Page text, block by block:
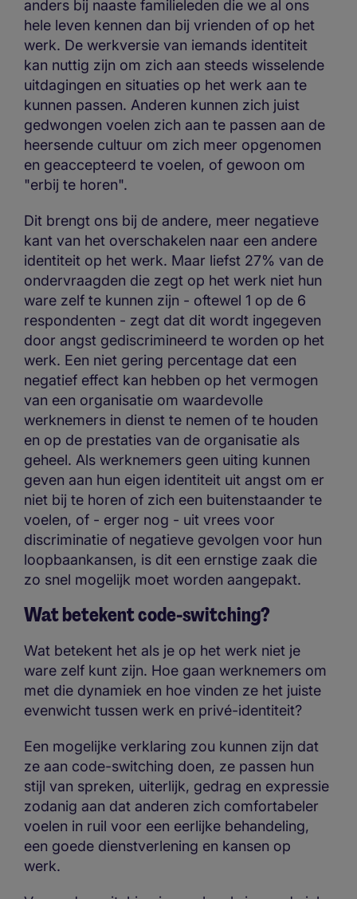
anders bij naaste familieleden die we al ons
hele leven kennen dan bij vrienden of op het
werk. De werkversie van iemands identiteit
kan nuttig zijn om zich aan steeds wisselende
uitdagingen en situaties op het werk aan te
kunnen passen. Anderen kunnen zich juist
gedwongen voelen zich aan te passen aan de
heersende cultuur om zich meer opgenomen
en geaccepteerd te voelen, of gewoon om
"erbij te horen".
Dit brengt ons bij de andere, meer negatieve
kant van het overschakelen naar een andere
identiteit op het werk. Maar liefst 27% van de
ondervraagden die zegt op het werk niet hun
ware zelf te kunnen zijn - oftewel 1 op de 6
respondenten - zegt dat dit wordt ingegeven
door angst gediscrimineerd te worden op het
werk. Een niet gering percentage dat een
negatief effect kan hebben op het vermogen
van een organisatie om waardevolle
werknemers in dienst te nemen of te houden
en op de prestaties van de organisatie als
geheel. Als werknemers geen uiting kunnen
geven aan hun eigen identiteit uit angst om er
niet bij te horen of zich een buitenstaander te
voelen, of - erger nog - uit vrees voor
discriminatie of negatieve gevolgen voor hun
loopbaankansen, is dit een ernstige zaak die
zo snel mogelijk moet worden aangepakt.
Wat betekent code-switching?
Wat betekent het als je op het werk niet je
ware zelf kunt zijn. Hoe gaan werknemers om
met die dynamiek en hoe vinden ze het juiste
evenwicht tussen werk en privé-identiteit?
Een mogelijke verklaring zou kunnen zijn dat
ze aan code-switching doen, ze passen hun
stijl van spreken, uiterlijk, gedrag en expressie
zodanig aan dat anderen zich comfortabeler
voelen in ruil voor een eerlijke behandeling,
een goede dienstverlening en kansen op
werk.